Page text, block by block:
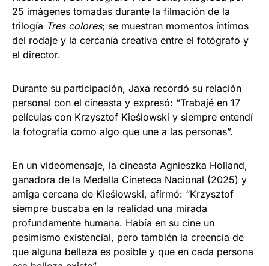
25 imágenes tomadas durante la filmación de la
trilogía Tres colores; se muestran momentos íntimos
del rodaje y la cercanía creativa entre el fotógrafo y
el director.
Durante su participación, Jaxa recordó su relación
personal con el cineasta y expresó: “Trabajé en 17
películas con Krzysztof Kieślowski y siempre entendí
la fotografía como algo que une a las personas”.
En un videomensaje, la cineasta Agnieszka Holland,
ganadora de la Medalla Cineteca Nacional (2025) y
amiga cercana de Kieślowski, afirmó: “Krzysztof
siempre buscaba en la realidad una mirada
profundamente humana. Había en su cine un
pesimismo existencial, pero también la creencia de
que alguna belleza es posible y que en cada persona